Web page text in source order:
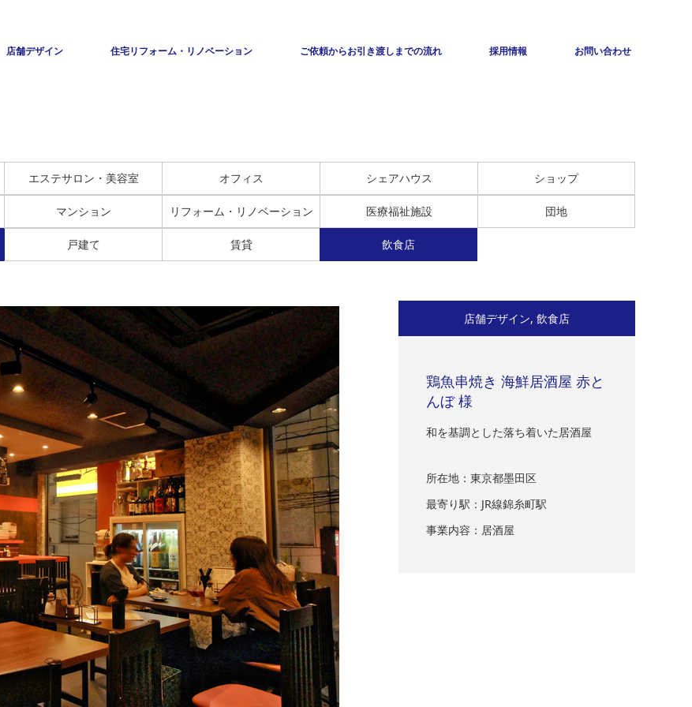
店舗デザイン 住宅リフォーム・リノベーション ご依頼からお引き渡しまでの流れ 採用情報 お問い合わせ
エステサロン・美容室 オフィス シェアハウス ショップ
マンション リフォーム・リノベーション 医療福祉施設 団地
戸建て 賃貸 飲食店
店舗デザイン, 飲食店
鶏魚串焼き 海鮮居酒屋 赤と
んぼ 様
和を基調とした落ち着いた居酒屋
所在地：東京都墨田区
最寄り駅：JR線錦糸町駅
事業内容：居酒屋